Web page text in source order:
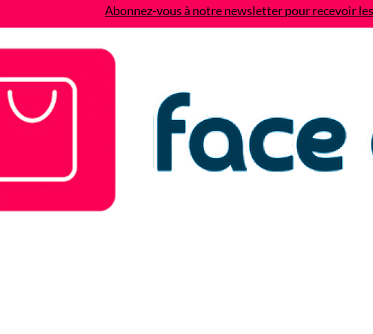
Abonnez-vous à notre newsletter pour recevoir